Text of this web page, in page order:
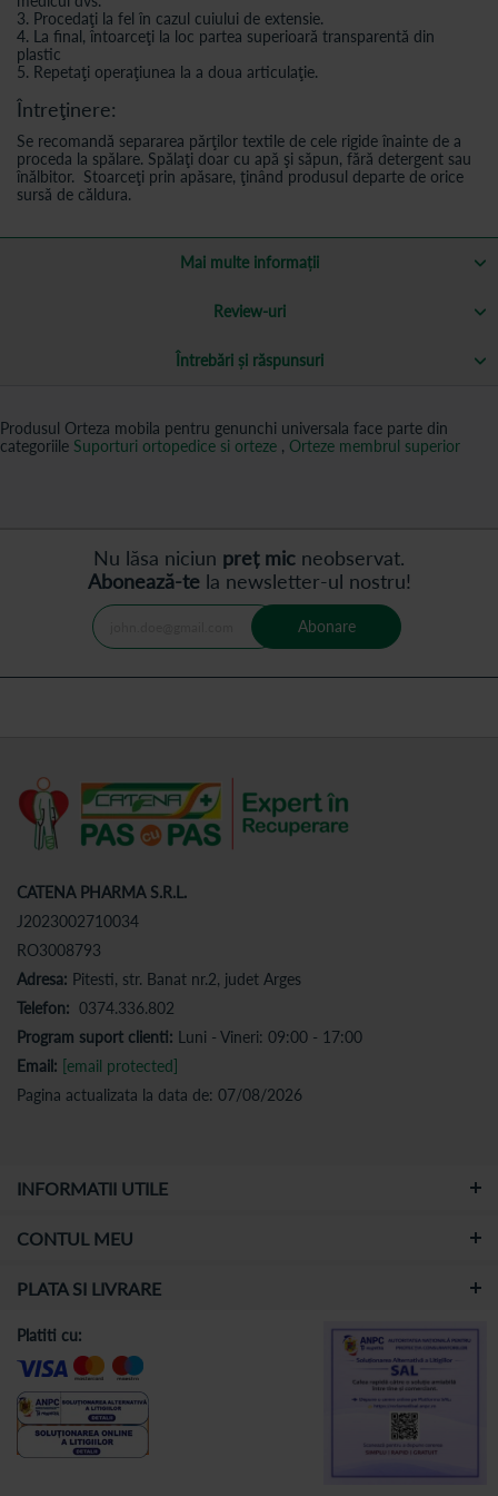
3. Procedaţi la fel în cazul cuiului de extensie.
4. La final, întoarceţi la loc partea superioară transparentă din
plastic
5. Repetaţi operaţiunea la a doua articulaţie.
Întreţinere:
Se recomandă separarea părţilor textile de cele rigide înainte de a
proceda la spălare. Spălaţi doar cu apă şi săpun, fără detergent sau
înălbitor. Stoarceţi prin apăsare, ţinând produsul departe de orice
sursă de căldura.
Mai multe informații
Review-uri
Întrebări și răspunsuri
Produsul Orteza mobila pentru genunchi universala face parte din
categoriile Suporturi ortopedice si orteze , Orteze membrul superior
Nu lăsa niciun preț mic neobservat.
Abonează-tela newsletter-ul nostru!
Abonare
CATENA PHARMA S.R.L.
J2023002710034
RO3008793
Adresa: Pitesti, str. Banat nr.2, judet Arges
Telefon: 0374.336.802
Program suport clienti: Luni - Vineri: 09:00 - 17:00
Email: [email protected]
Pagina actualizata la data de: 07/08/2026
INFORMATII UTILE
CONTUL MEU
PLATA SI LIVRARE
Platiti cu: